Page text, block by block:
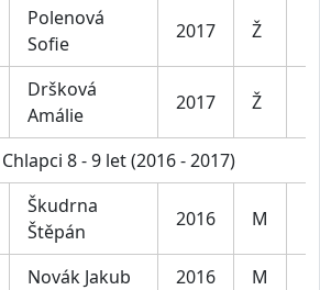
Polenová
Sofie
2017 Ž
Dršková
Amálie
2017 Ž
8 - 9 let (2016 - 2017)
Škudrna
Štěpán
2016 M
Novák Jakub 2016 M